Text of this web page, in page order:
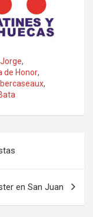
,
de Honor,
,
en San Juan